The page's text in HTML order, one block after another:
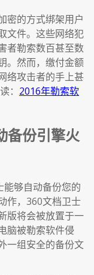
密的方式绑架用户
文件。这些网络犯
者勒索数百甚至数
。然而，缴付金额
络攻击者的手上甚
： 2016年勒索软
备份引擎火
够自动备份您的
作，360文档卫士
版将会被放置于一
脑被勒索软件侵
一组安全的备份文